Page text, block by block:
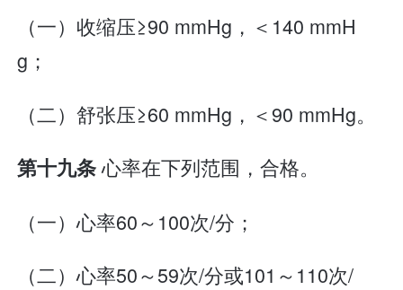
（一）收缩压≥90 mmHg，＜140 mmH
g；
（二）舒张压≥60 mmHg，＜90 mmHg。
第十九条心率在下列范围，合格。
（一）心率60～100次/分；
（二）心率50～59次/分或101～110次/